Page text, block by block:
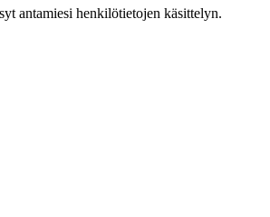
antamiesi henkilötietojen käsittelyn.